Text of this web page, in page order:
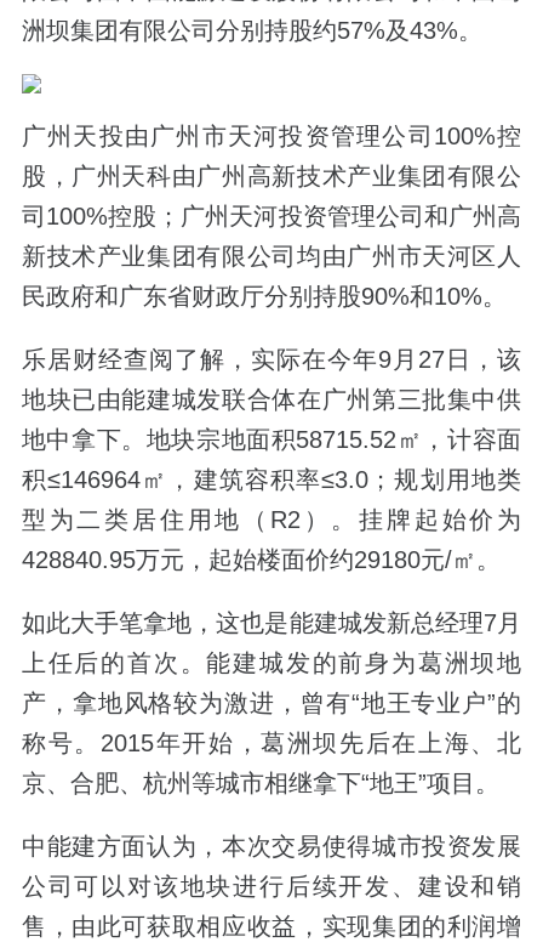
洲坝集团有限公司分别持股约57%及43%。
广州天投由广州市天河投资管理公司100%控
股，广州天科由广州高新技术产业集团有限公
司100%控股；广州天河投资管理公司和广州高
新技术产业集团有限公司均由广州市天河区人
民政府和广东省财政厅分别持股90%和10%。
乐居财经查阅了解，实际在今年9月27日，该
地块已由能建城发联合体在广州第三批集中供
地中拿下。地块宗地面积58715.52㎡，计容面
积≤146964㎡，建筑容积率≤3.0；规划用地类
型为二类居住用地（R2）。挂牌起始价为
428840.95万元，起始楼面价约29180元/㎡。
如此大手笔拿地，这也是能建城发新总经理7月
上任后的首次。能建城发的前身为葛洲坝地
产，拿地风格较为激进，曾有“地王专业户”的
称号。2015年开始，葛洲坝先后在上海、北
京、合肥、杭州等城市相继拿下“地王”项目。
中能建方面认为，本次交易使得城市投资发展
公司可以对该地块进行后续开发、建设和销
售，由此可获取相应收益，实现集团的利润增